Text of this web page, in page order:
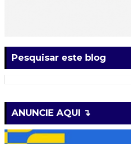
Pesquisar este blog
ANUNCIE AQUI ↴